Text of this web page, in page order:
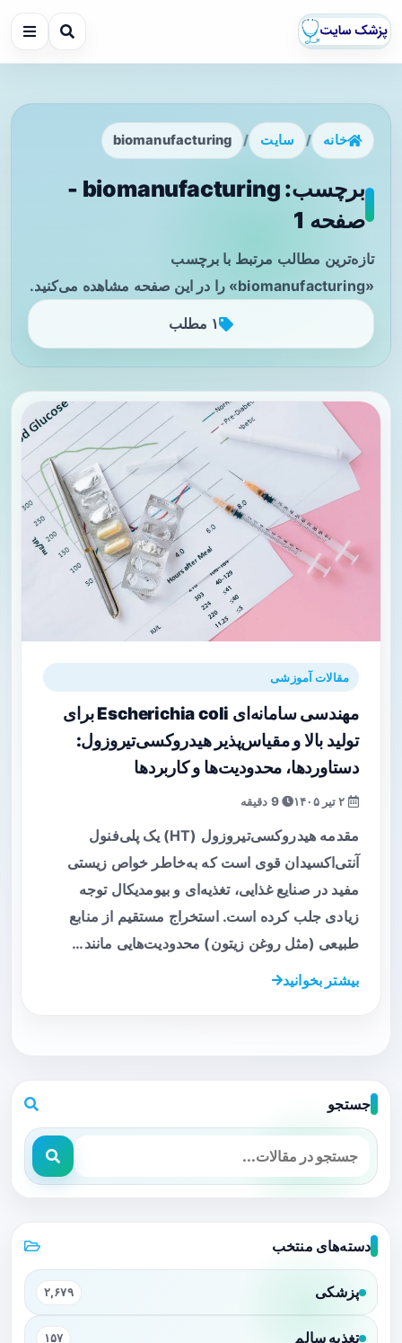
خانه / سایت /
biomanufacturing
برچسب: biomanufacturing -
صفحه 1
تازه‌ترین مطالب مرتبط با برچسب
«biomanufacturing» را در این صفحه مشاهده می‌کنید.
۱ مطلب
مقالات آموزشی
مهندسی سامانه‌ای Escherichia coli برای
تولید بالا و مقیاس‌پذیر هیدروکسی‌تیروزول:
دستاوردها، محدودیت‌ها و کاربردها
9 دقیقه
مقدمه هیدروکسی‌تیروزول (HT) یک پلی‌فنول
آنتی‌اکسیدان قوی است که به‌خاطر خواص زیستی
مفید در صنایع غذایی، تغذیه‌ای و بیومدیکال توجه
زیادی جلب کرده است. استخراج مستقیم از منابع
طبیعی (مثل روغن زیتون) محدودیت‌هایی مانند…
بیشتر بخوانید
جستجو
دسته‌های منتخب
پزشکی ۲,۶۷۹
تغذیه سالم ۱۵۷